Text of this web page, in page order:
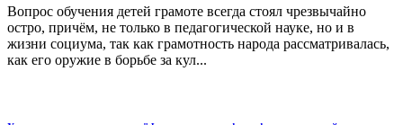
Вопрос обучения детей грамоте всегда стоял чрезвычайно
остро, причём, не только в педагогической науке, но и в
жизни социума, так как грамотность народа рассматривалась,
как его оружие в борьбе за кул...